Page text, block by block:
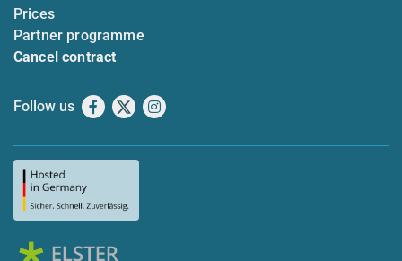
Prices
Partner programme
Cancel contract
Follow us Facebook
X Instagram